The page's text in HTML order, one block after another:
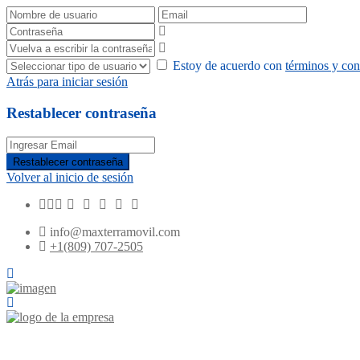
Estoy de acuerdo con términos y
Atrás para iniciar sesión
Restablecer contraseña
Restablecer contraseña
Volver al inicio de sesión
info@maxterramovil.com
+1(809) 707-2505